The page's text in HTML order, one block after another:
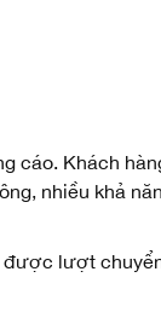
cáo. Khách
nhiều khả
được lượt